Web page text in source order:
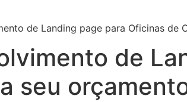
de Landing page para Oficinas de
de
seu